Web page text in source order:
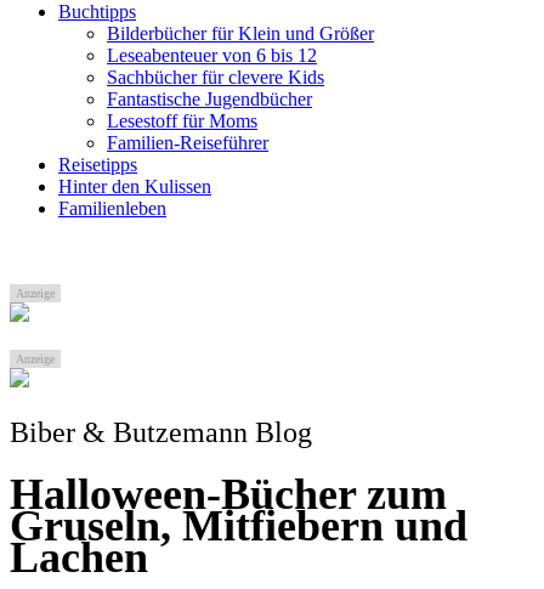
Buchtipps
Bilderbücher für Klein und Größer
Leseabenteuer von 6 bis 12
Sachbücher für clevere Kids
Fantastische Jugendbücher
Lesestoff für Moms
Familien-Reiseführer
Reisetipps
Hinter den Kulissen
Familienleben
Anzeige
Anzeige
Biber & Butzemann Blog
Halloween-Bücher zum
Gruseln, Mitfiebern und
Lachen